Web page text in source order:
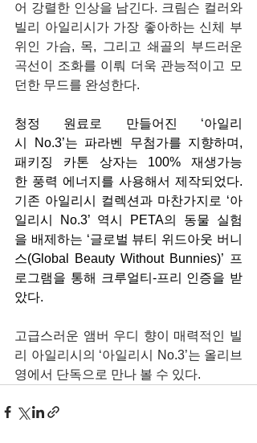
어 강렬한 인상을 남긴다. 크림슨 컬러와
빌리 아일리시가 가장 좋아하는 신체 부
위인 가슴, 목, 그리고 쇄골의 부드러운
곡선이 조화를 이뤄 더욱 관능적이고 모
던한 무드를 완성한다.
청정 원료로 만들어진 ‘아일리
시 No.3’는 파라벤 무첨가를 지향하며,
패키징 카톤 상자는 100% 재생가능
한 풍력 에너지를 사용해서 제작되었다.
기존 아일리시 컬렉션과 마찬가지로 ‘아
일리시 No.3’ 역시 PETA의 동물 실험
을 배제하는 ‘글로벌 뷰티 위드아웃 버니
스(Global Beauty Without Bunnies)’ 프
로그램을 통해 크루얼티-프리 인증을 받
았다.
고급스러운 앰버 우디 향이 매력적인 빌
리 아일리시의 ‘아일리시 No.3’는 올리브
영에서 단독으로 만나 볼 수 있다.